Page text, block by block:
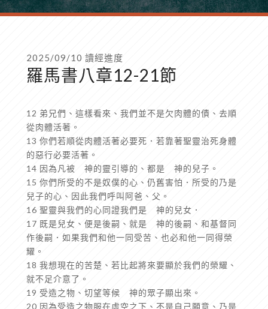
2025/09/10 讀經進度
羅馬書八章12-21節
12 弟兄們、這樣看來、我們並不是欠肉體的債、去順
從肉體活著。
13 你們若順從肉體活著必要死．若靠著聖靈治死身體
的惡行必要活著。
14 因為凡被 神的靈引導的、都是 神的兒子。
15 你們所受的不是奴僕的心、仍舊害怕．所受的乃是
兒子的心、因此我們呼叫阿爸、父。
16 聖靈與我們的心同證我們是 神的兒女．
17 既是兒女、便是後嗣、就是 神的後嗣、和基督同
作後嗣．如果我們和他一同受苦、也必和他一同得榮
耀。
18 我想現在的苦楚、若比起將來要顯於我們的榮耀、
就不足介意了。
19 受造之物、切望等候 神的眾子顯出來。
20 因為受造之物服在虛空之下、不是自己願意、乃是